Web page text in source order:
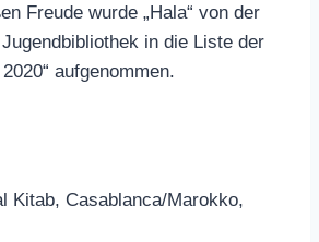
Freude wurde „Hala“ von der
in die Liste der
aufgenommen.
Kitab, Casablanca/Marokko,